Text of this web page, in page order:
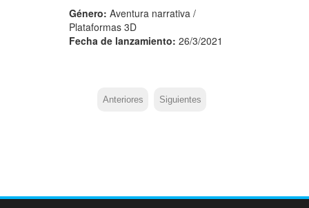
Género: Aventura narrativa /
Plataformas 3D
Fecha de lanzamiento: 26/3/2021
Anteriores Siguientes